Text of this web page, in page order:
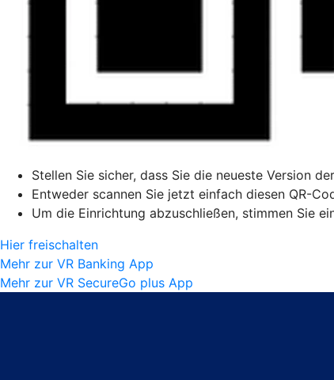
Stellen Sie sicher, dass Sie die neueste Version
Entweder scannen Sie jetzt einfach diesen QR-
Um die Einrichtung abzuschließen, stimmen Sie
Hier freischalten
Mehr zur VR Banking App
Mehr zur VR SecureGo plus App